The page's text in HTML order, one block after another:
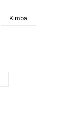
Kimba